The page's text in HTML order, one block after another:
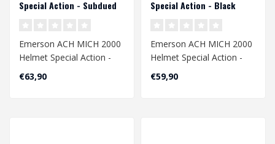
Special Action - Subdued
Emerson ACH MICH 2000
Helmet Special Action -
€63,90
Special Action - Black
Emerson ACH MICH 2000
Helmet Special Action -
€59,90